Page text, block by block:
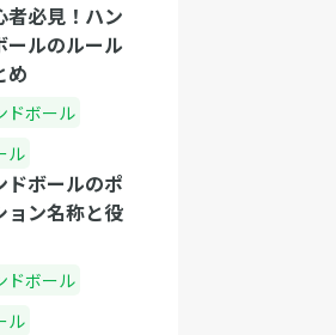
者必見！ハン
ールのルール
め
ドボール
ル
ドボールのポ
ョン名称と役
ドボール
ル